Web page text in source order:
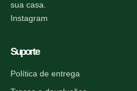
sua casa.
Instagram
Suporte
Política de entrega